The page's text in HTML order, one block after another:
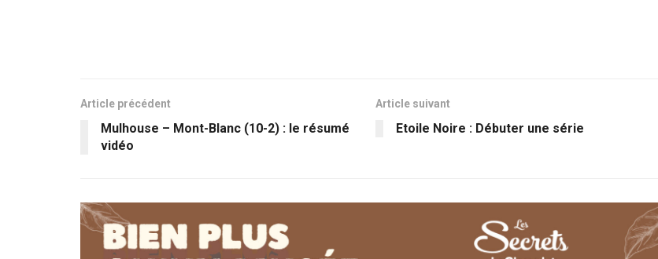
Article précédent
Mulhouse – Mont-Blanc (10-2) : le résumé
vidéo
Article suivant
Etoile Noire : Débuter une série